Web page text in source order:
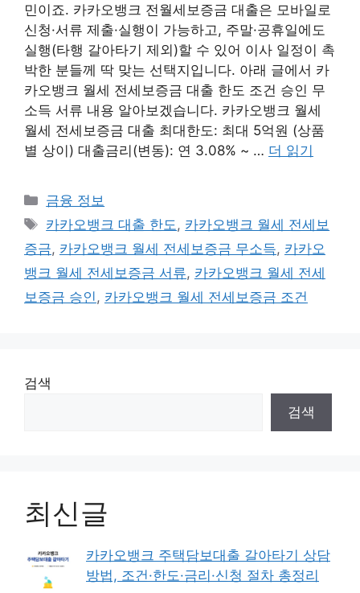
민이죠. 카카오뱅크 전월세보증금 대출은 모바일로
신청·서류 제출·실행이 가능하고, 주말·공휴일에도
실행(타행 갈아타기 제외)할 수 있어 이사 일정이 촉
박한 분들께 딱 맞는 선택지입니다. 아래 글에서 카
카오뱅크 월세 전세보증금 대출 한도 조건 승인 무
소득 서류 내용 알아보겠습니다. 카카오뱅크 월세
월세 전세보증금 대출 최대한도: 최대 5억원 (상품
별 상이) 대출금리(변동): 연 3.08% ~ … 더 읽기
카
테
고
리
금융 정보
태
그
카카오뱅크 대출 한도 , 카카오뱅크 월세 전세보
증금, 카카오뱅크 월세 전세보증금 무소득, 카카오
뱅크 월세 전세보증금 서류, 카카오뱅크 월세 전세
보증금 승인 , 카카오뱅크 월세 전세보증금 조건
검색
검색
최신글
카카오뱅크 주택담보대출 갈아타기 상담
방법, 조건·한도·금리·신청 절차 총정리